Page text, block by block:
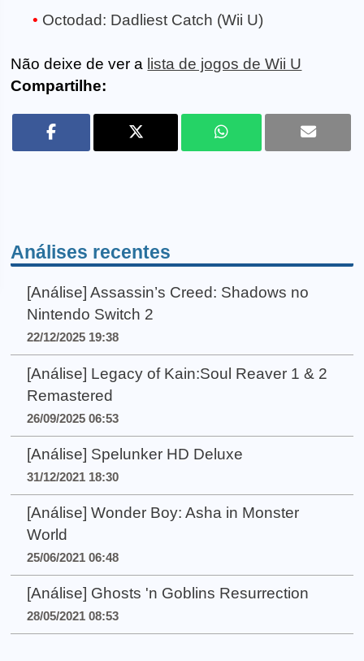
Octodad: Dadliest Catch (Wii U)
Não deixe de ver a lista de jogos de Wii U
Compartilhe:
Análises recentes
[Análise] Assassin’s Creed: Shadows no
Nintendo Switch 2
22/12/2025 19:38
[Análise] Legacy of Kain:Soul Reaver 1 & 2
Remastered
26/09/2025 06:53
[Análise] Spelunker HD Deluxe
31/12/2021 18:30
[Análise] Wonder Boy: Asha in Monster
World
25/06/2021 06:48
[Análise] Ghosts 'n Goblins Resurrection
28/05/2021 08:53